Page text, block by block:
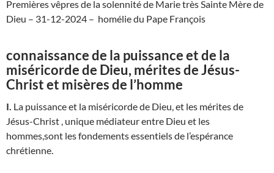
Premières vêpres de la solennité de Marie très Sainte Mère de
Dieu – 31-12-2024 – homélie du Pape François
connaissance de la puissance et de la
miséricorde de Dieu, mérites de Jésus-
Christ et misères de l’homme
I. La puissance et la miséricorde de Dieu, et les mérites de
Jésus-Christ , unique médiateur entre Dieu et les
hommes,sont les fondements essentiels de l’espérance
chrétienne.